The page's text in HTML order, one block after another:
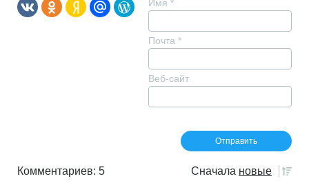
Имя *
Почта *
Веб-сайт
Комментариев: 5 Сначала новые